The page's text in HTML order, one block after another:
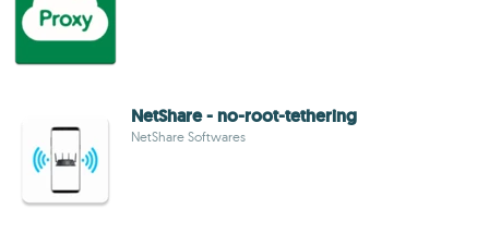
NetShare - no-root-tethering
NetShare Softwares